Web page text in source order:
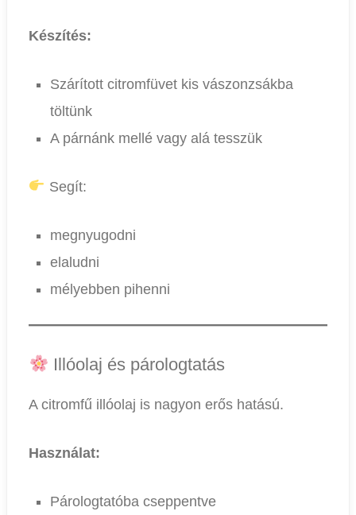
Készítés:
Szárított citromfüvet kis vászonzsákba
töltünk
A párnánk mellé vagy alá tesszük
Segít:
megnyugodni
elaludni
mélyebben pihenni
Illóolaj és párologtatás
A citromfű illóolaj is nagyon erős hatású.
Használat:
Párologtatóba cseppentve